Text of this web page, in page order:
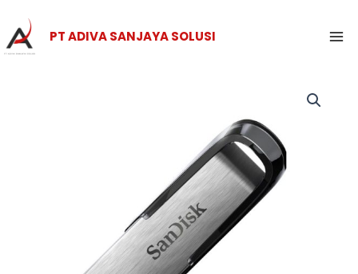
to
content
PT ADIVA SANJAYA SOLUSI